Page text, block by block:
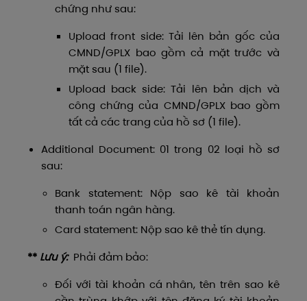
chứng như sau:
Upload front side: Tải lên bản gốc của
CMND/GPLX bao gồm cả mặt trước và
mặt sau (1 file).
Upload back side: Tải lên bản dịch và
công chứng của CMND/GPLX bao gồm
tất cả các trang của hồ sơ (1 file).
Additional Document: 01 trong 02 loại hồ sơ
sau:
Bank statement: Nộp sao kê tài khoản
thanh toán ngân hàng.
Card statement: Nộp sao kê thẻ tín dụng.
** Lưu ý:Phải đảm bảo:
Đối với tài khoản cá nhân, tên trên sao kê